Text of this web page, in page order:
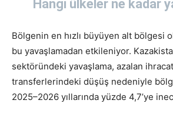
Hangi ülkeler ne kadar
Bölgenin en hızlı büyüyen alt bölgesi
bu yavaşlamadan etkileniyor.
sektöründeki yavaşlama, azalan
transferlerindeki düşüş nedeniyle
2025–2026 yıllarında yüzde 4,7’ye